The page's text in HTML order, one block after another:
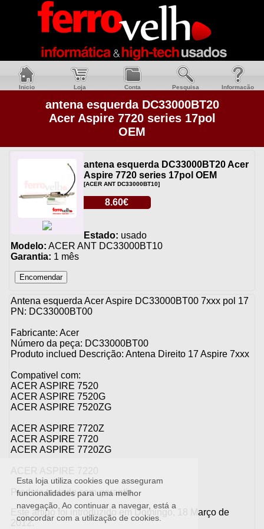
Esta loja utiliza cookies que asseguram
funcionalidades para uma melhor
navegação. Ao continuar a navegar, está a
concordar com a utilização de cookies.
Inicio Loja Conta Pesquisa Informacão
antena esquerda DC33000BT20
Acer Aspire 7720 series 17pol
OEM
antena esquerda DC33000BT20 Acer
Aspire 7720 series 17pol OEM
[ACER ANT DC33000BT10]
8.60€
Estado: usado
Modelo: ACER ANT DC33000BT10
Garantia: 1 mês
Antena esquerda Acer Aspire DC33000BT00 7xxx pol 17
PN: DC33000BT00
Fabricante: Acer
Número da peça: DC33000BT00
Produto inclued Descrição: Antena Direito 17 Aspire 7xxx
Compativel com:
ACER ASPIRE 7520
ACER ASPIRE 7520G
ACER ASPIRE 7520ZG
ACER ASPIRE 7720Z
ACER ASPIRE 7720
ACER ASPIRE 7720ZG
ACER ASPIRE 7220
Produto testado com garantia
Este artigo foi introduzido em Domingo, 18 Março de
2012.